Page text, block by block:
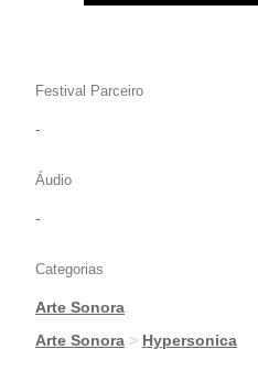
Festival Parceiro
-
Áudio
-
Categorias
Arte Sonora
|Arte Sonora > Hypersonica